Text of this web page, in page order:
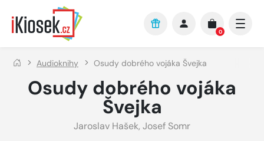
Přejít na hlavní obsah
0
Audioknihy Osudy dobrého vojáka Švejka
Osudy dobrého vojáka
Švejka
Jaroslav Hašek, Josef Somr